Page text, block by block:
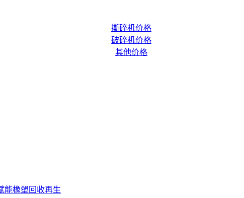
撕碎机价格
破碎机价格
其他价格
能橡塑回收再生